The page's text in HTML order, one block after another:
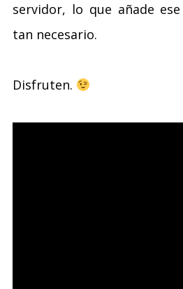
servidor, lo que añade
tan necesario.
Disfruten.